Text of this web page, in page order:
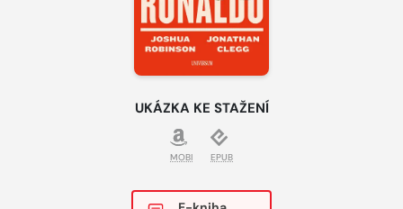
UKÁZKA KE STAŽENÍ
MOBI EPUB